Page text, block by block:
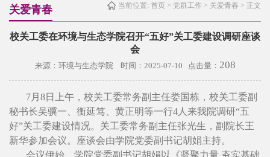
当前位置: 首页 > 党群工作 > 关爱青春 > 正文
关爱青春
校关工委在环境与生态学院召开“五好”关工委建设调研座谈
会
来源：环境与生态学院 时间：2025-07-10 点击量： 208
7月8日上午，校关工委常务副主任娄国栋，校关工委副
秘书长吴骥一、衡延笃、黄正明等一行4人来我院调研“五
好”关工委建设情况。关工委常务副主任张光生，副院长王
新华参加会议。座谈会由学院党委副书记胡娟主持。
会议伊始，学院党委副书记胡娟以《凝聚力量 夯实基础